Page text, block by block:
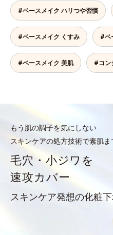
#ベースメイク ハリつや習慣
#ベースメイク くすみ #ベ
#ベースメイク 美肌 #コン
もう肌の調子を気にしない
スキンケアの処方技術で素肌
毛穴・小ジワを
速攻カバー
スキンケア発想の化粧